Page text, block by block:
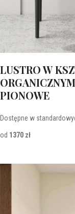
LUSTRO W
PIONOWE
Dostępne w
od 1370 zł